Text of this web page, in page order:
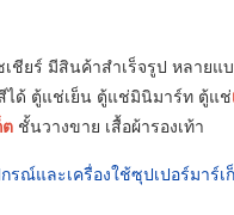
เชียร์ มีสินค้าสำเร็จรูป หลาย
ได้ ตู้แช่เย็น ตู้แช่มินิมาร์ท ตู้แช่
ชั้นวางขาย เสื้อผ้ารองเท้า
รณ์และเครื่องใช้ซุปเปอร์มาร์เ